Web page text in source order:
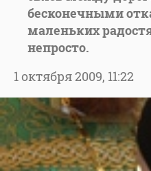
бесконечными
маленьких
непросто.
1 октября 2009, 11:22